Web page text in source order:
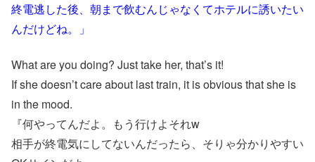
終電逃した後、朝まで飲むんじゃなくてホテルに誘いたい
んだけどね。」
What are you doing? Just take her, that’s it!
If she doesn’t care about last train, it is obvious that she is
in the mood.
『何やってんだよ。もう行けよそれw
相手が終電気にしてないんだったら、そりゃ分かりやすい